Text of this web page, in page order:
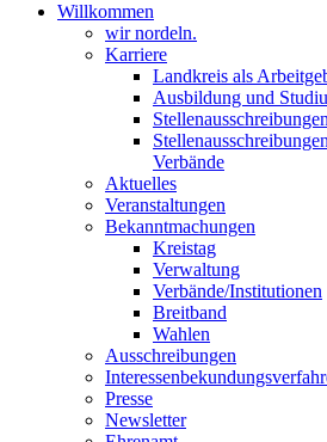
Willkommen
wir nordeln.
Karriere
Landkreis als
Ausbildung und
Stellenausschreibungen
Verbände
Aktuelles
Veranstaltungen
Bekanntmachungen
Kreistag
Verwaltung
Verbände/Institutionen
Breitband
Wahlen
Ausschreibungen
Presse
Newsletter